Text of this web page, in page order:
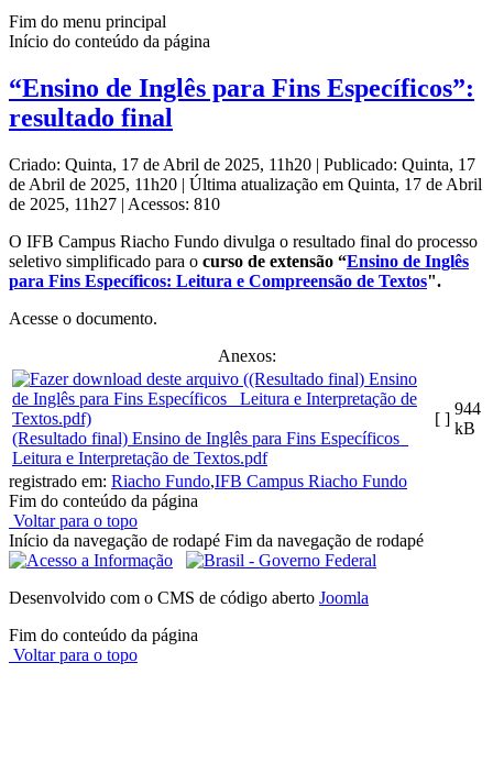
Fim do menu principal
Início do conteúdo da página
“Ensino de Inglês para Fins Específicos”:
resultado final
Criado: Quinta, 17 de Abril de 2025, 11h20 | Publicado: Quinta, 17
de Abril de 2025, 11h20 | Última atualização em Quinta, 17 de Abril
de 2025, 11h27 | Acessos: 810
O IFB Campus Riacho Fundo divulga o resultado final do processo
seletivo simplificado para o curso de extensão “Ensino de Inglês
para Fins Específicos: Leitura e Compreensão de Textos".
Acesse o documento.
Anexos:
(Resultado final) Ensino de Inglês para Fins Específicos_
Leitura e Interpretação de Textos.pdf
[ ]
944
kB
registrado em: Riacho Fundo,IFB Campus Riacho Fundo
Fim do conteúdo da página
Voltar para o topo
Início da navegação de rodapé Fim da navegação de rodapé
Desenvolvido com o CMS de código aberto Joomla
Fim do conteúdo da página
Voltar para o topo